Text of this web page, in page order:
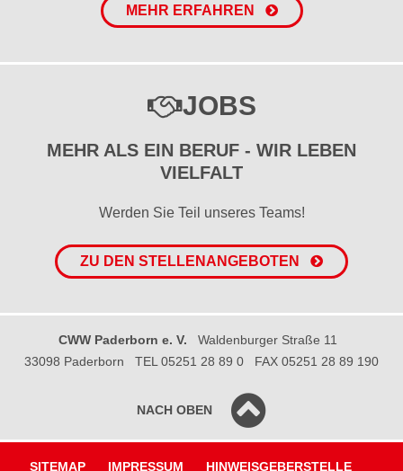
MEHR ERFAHREN
JOBS
MEHR ALS EIN BERUF - WIR LEBEN
VIELFALT
Werden Sie Teil unseres Teams!
ZU DEN STELLENANGEBOTEN
CWW Paderborn e. V.
Waldenburger Straße 11
33098 Paderborn
TEL 05251 28 89 0 FAX 05251 28 89 190
NACH OBEN
SITEMAP IMPRESSUM HINWEISGEBERSTELLE